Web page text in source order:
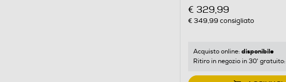
€ 329,99
€ 349,99 consigliato
Acquisto online: disponibile
Ritiro in negozio in 30' gratuito: